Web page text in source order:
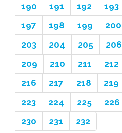
190
191 192 193
197
198 199 200
203
204 205 206
209
210 211 212
216
217 218 219
223
224 225 226
230
231 232